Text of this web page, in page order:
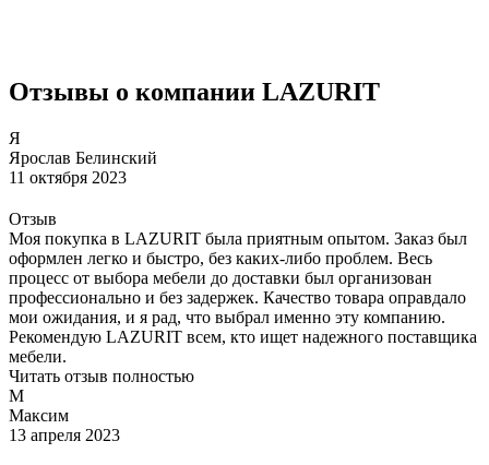
Отзывы о компании LAZURIT
Я
Ярослав Белинский
11 октября 2023
Отзыв
Моя покупка в LAZURIT была приятным опытом. Заказ был
оформлен легко и быстро, без каких-либо проблем. Весь
процесс от выбора мебели до доставки был организован
профессионально и без задержек. Качество товара оправдало
мои ожидания, и я рад, что выбрал именно эту компанию.
Рекомендую LAZURIT всем, кто ищет надежного поставщика
мебели.
Читать отзыв полностью
М
Максим
13 апреля 2023